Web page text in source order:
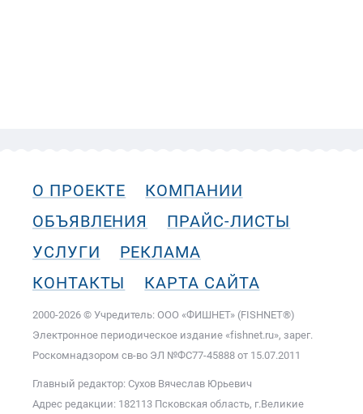
О ПРОЕКТЕ
КОМПАНИИ
ОБЪЯВЛЕНИЯ
ПРАЙС-ЛИСТЫ
УСЛУГИ
РЕКЛАМА
КОНТАКТЫ
КАРТА САЙТА
2000-2026 © Учредитель: ООО «ФИШНЕТ» (FISHNET®)
Электронное периодическое издание «fishnet.ru», зарег.
Роскомнадзором cв-во ЭЛ №ФС77-45888 от 15.07.2011
Главный редактор: Сухов Вячеслав Юрьевич
Адрес редакции: 182113 Псковская область, г.Великие